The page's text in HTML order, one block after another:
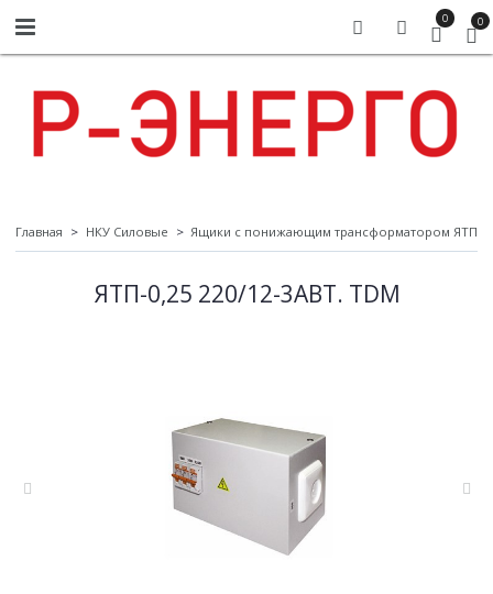
0 0
Главная НКУ Силовые Ящики с понижающим трансформатором ЯТП
ЯТП-0,25 220/12-3АВТ. TDM